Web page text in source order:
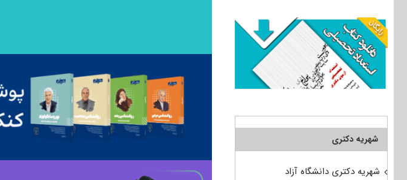
شهریه دکتری
شهریه دکتری دانشگاه آزاد